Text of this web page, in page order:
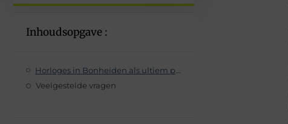
Inhoudsopgave :
Veelgestelde vragen